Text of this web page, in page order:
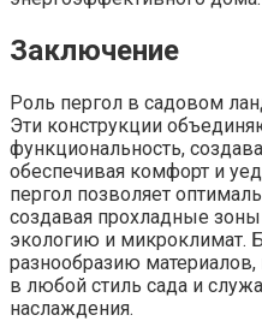
Заключение
Роль пергол в садовом
Эти конструкции
функциональность,
обеспечивая комфорт и
пергол позволяет
создавая прохладные
экологию и микроклимат.
разнообразию
в любой стиль сада и
наслаждения.